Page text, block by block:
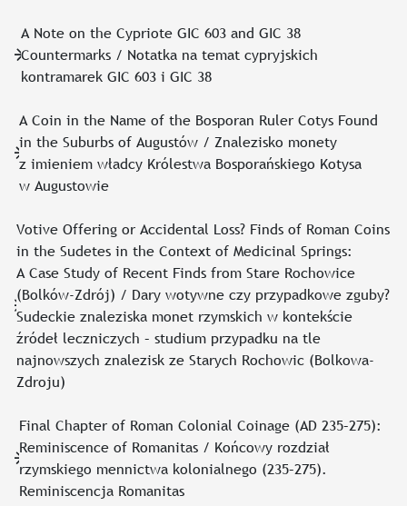
A Note on the Cypriote GIC 603 and GIC 38
Countermarks / Notatka na temat cypryjskich
kontramarek GIC 603 i GIC 38
A Coin in the Name of the Bosporan Ruler Cotys Found
in the Suburbs of Augustów / Znalezisko monety
z imieniem władcy Królestwa Bosporańskiego Kotysa
w Augustowie
Votive Offering or Accidental Loss? Finds of Roman Coins
in the Sudetes in the Context of Medicinal Springs:
A Case Study of Recent Finds from Stare Rochowice
(Bolków-Zdrój) / Dary wotywne czy przypadkowe zguby?
Sudeckie znaleziska monet rzymskich w kontekście
źródeł leczniczych – studium przypadku na tle
najnowszych znalezisk ze Starych Rochowic (Bolkowa-
Zdroju)
Final Chapter of Roman Colonial Coinage (AD 235–275):
Reminiscence of Romanitas / Końcowy rozdział
rzymskiego mennictwa kolonialnego (235–275).
Reminiscencja Romanitas